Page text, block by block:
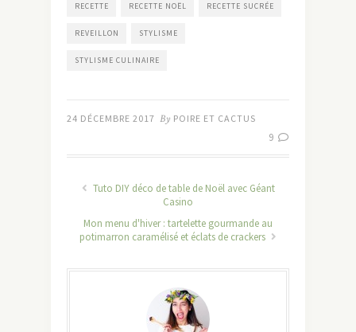
RECETTE RECETTE NOËL RECETTE SUCRÉE
REVEILLON STYLISME
STYLISME CULINAIRE
24 DÉCEMBRE 2017 By POIRE ET CACTUS
9
Tuto DIY déco de table de Noël avec Géant
Casino
Mon menu d'hiver : tartelette gourmande au
potimarron caramélisé et éclats de crackers